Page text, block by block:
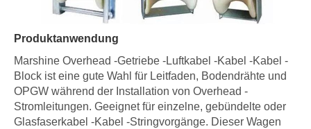
Produktanwendung
Marshine Overhead -Getriebe -Luftkabel -Kabel -Kabel -
Block ist eine gute Wahl für Leitfaden, Bodendrähte und
OPGW während der Installation von Overhead -
Stromleitungen. Geeignet für einzelne, gebündelte oder
Glasfaserkabel -Kabel -Stringvorgänge. Dieser Wagen